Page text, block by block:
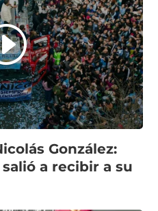
González:
a recibir a su